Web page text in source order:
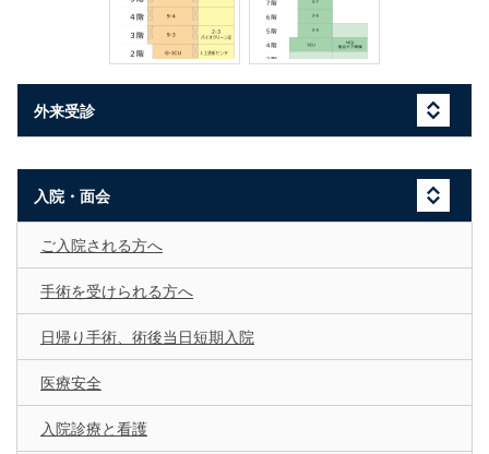
外来受診
入院・面会
ご入院される方へ
手術を受けられる方へ
日帰り手術、術後当日短期入院
医療安全
入院診療と看護